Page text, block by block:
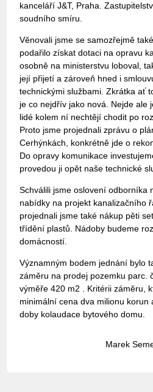
kanceláří J&T, Praha.
soudního smíru.
Věnovali jsme se samozřejmě
podařilo získat dotaci na opravu
osobně na ministerstvu loboval,
její přijetí a zároveň hned i
technickými službami. Zkrátka ať
je co nejdřív jako nová. Nejde ale
lidé kolem ní nechtějí chodit po
Proto jsme projednali zprávu o
Cerhýnkách, konkrétně jde o
Do opravy komunikace
provedou ji opět naše technické
Schválili jsme oslovení odborníka
nabídky na projekt kanalizačního
projednali jsme také nákup pěti
třídění plastů. Nádoby budeme
domácností.
Významným bodem jednání bylo
záměru na prodej pozemku parc.
výměře 420 m2 . Kritérii záměru,
minimální cena dva milionu korun
doby kolaudace bytového domu.
Marek